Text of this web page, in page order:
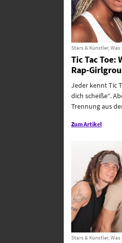
Stars & Künstler,
Tic Tac Toe:
Rap-
Jeder kennt Tic
dich scheiße“.
Trennung aus
Zum Artikel
Stars & Künstler,